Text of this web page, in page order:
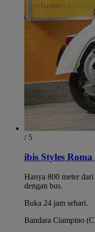
/ 5
ibis Styles
Hanya 800 meter
dengan bus.
Buka 24 jam sehari.
Bandara Ciampino